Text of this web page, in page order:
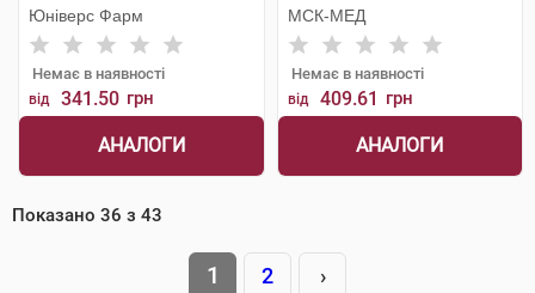
Юніверс Фарм
Немає в наявності
від 341.50 грн
АНАЛОГИ
МСК-МЕД
Немає в наявності
від 409.61 грн
АНАЛОГИ
Показано 36 з 43
1 2 ›